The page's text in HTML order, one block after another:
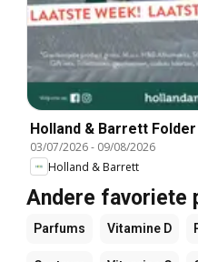
Holland & Barrett
03/07/2026- 09/08/2026
Holland & Barrett
Andere favoriete
Parfums Vitamine D